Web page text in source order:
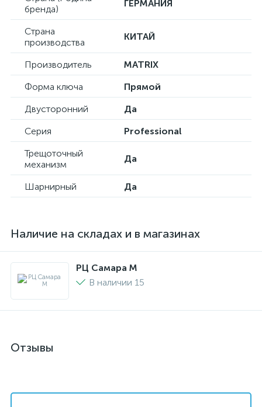
бренда)
ГЕРМАНИЯ
Страна
производства
КИТАЙ
Производитель
MATRIX
Форма ключа
Прямой
Двусторонний
Да
Серия
Professional
Трещоточный
механизм
Да
Шарнирный Да
Наличие на складах и в магазинах
РЦ Самара M
В наличии 15
Отзывы